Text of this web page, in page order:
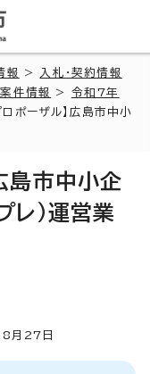
報 >
入札・契約情報
案件情報 > 令和7年
ポーザル】広島市中小
島市中小企
レ）運営業
月 27 日